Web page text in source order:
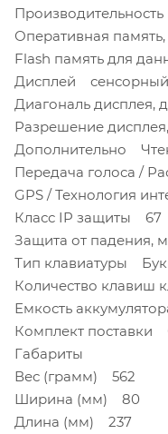
Оперативная
Flash память для
Дисплей
Диагональ
Разрешение
Дополнительно
Передача голоса /
GPS / Технология
Класс IP защиты 67
Защита от
Тип клавиатуры
Количество
Емкость
Комплект поставки
Габариты
Вес (грамм) 562
Ширина (мм) 80
Длина (мм) 237